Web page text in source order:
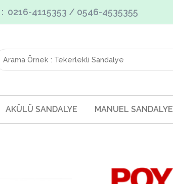
0216-4115353 / 0546-4535355
AKÜLÜ SANDALYE MANUEL SANDALYE